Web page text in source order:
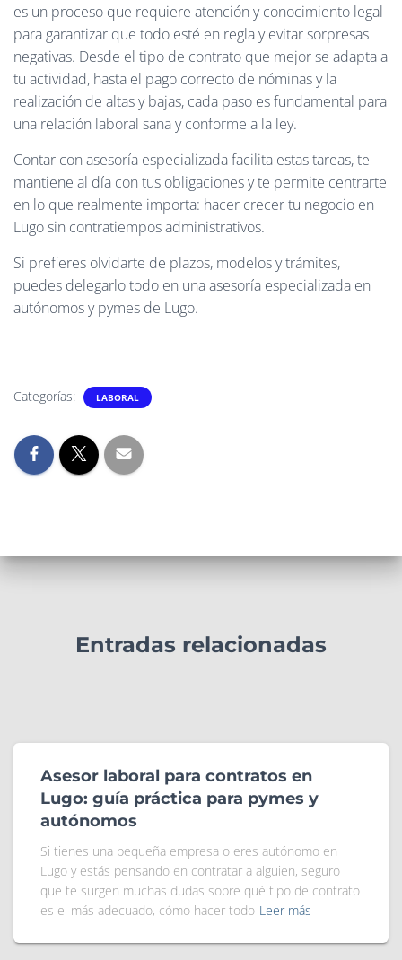
es un proceso que requiere atención y conocimiento legal
para garantizar que todo esté en regla y evitar sorpresas
negativas. Desde el tipo de contrato que mejor se adapta a
tu actividad, hasta el pago correcto de nóminas y la
realización de altas y bajas, cada paso es fundamental para
una relación laboral sana y conforme a la ley.
Contar con asesoría especializada facilita estas tareas, te
mantiene al día con tus obligaciones y te permite centrarte
en lo que realmente importa: hacer crecer tu negocio en
Lugo sin contratiempos administrativos.
Si prefieres olvidarte de plazos, modelos y trámites,
puedes delegarlo todo en una asesoría especializada en
autónomos y pymes de Lugo.
Categorías: LABORAL
Entradas relacionadas
Asesor laboral para contratos en
Lugo: guía práctica para pymes y
autónomos
Si tienes una pequeña empresa o eres autónomo en
Lugo y estás pensando en contratar a alguien, seguro
que te surgen muchas dudas sobre qué tipo de contrato
es el más adecuado, cómo hacer todo Leer más